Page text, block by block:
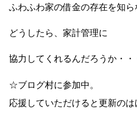
ふわふわ家の借金の存在を知ら
どうしたら、家計管理に
協力してくれるんだろうか・・
☆ブログ村に参加中。
応援していただけると更新のは